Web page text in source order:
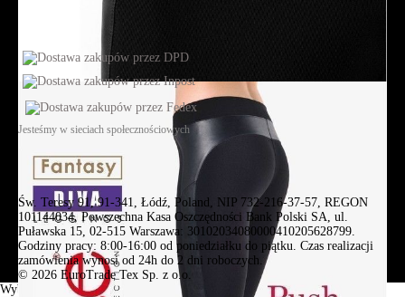
Jesteśmy w sieciach społecznościowych
Św. Teresy 91, 91-341, Łódź, Poland, NIP 732-216-37-57, REGON
101144034, Powszechna Kasa Oszczędności Bank Polski SA, ul.
Puławska 15, 02-515 Warszawa: 30102034080000410205628799.
Godziny pracy: 8:00-16:00 od poniedziałku do piątku. Czas realizacji
zamówienia wynosi od 24h do 2 dni roboczych.
© 2026 EuroTrade Tex Sp. z o.o.
Wybierz miasta